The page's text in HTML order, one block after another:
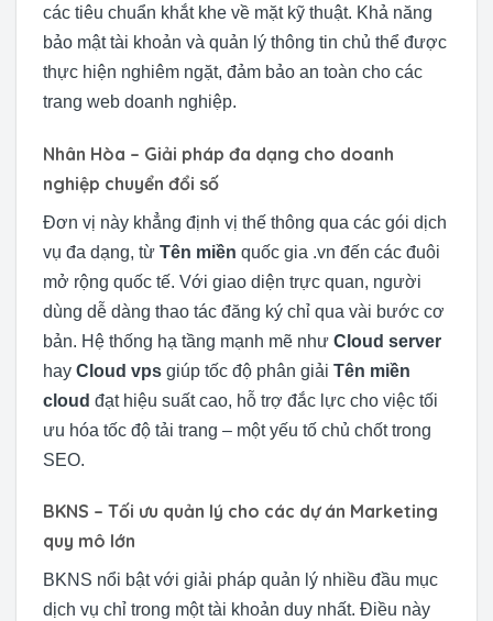
các tiêu chuẩn khắt khe về mặt kỹ thuật. Khả năng
bảo mật tài khoản và quản lý thông tin chủ thể được
thực hiện nghiêm ngặt, đảm bảo an toàn cho các
trang web doanh nghiệp.
Nhân Hòa – Giải pháp đa dạng cho doanh
nghiệp chuyển đổi số
Đơn vị này khẳng định vị thế thông qua các gói dịch
vụ đa dạng, từ Tên miền quốc gia .vn đến các đuôi
mở rộng quốc tế. Với giao diện trực quan, người
dùng dễ dàng thao tác đăng ký chỉ qua vài bước cơ
bản. Hệ thống hạ tầng mạnh mẽ như Cloud server
hay Cloud vps giúp tốc độ phân giải Tên miền
cloud đạt hiệu suất cao, hỗ trợ đắc lực cho việc tối
ưu hóa tốc độ tải trang – một yếu tố chủ chốt trong
SEO.
BKNS – Tối ưu quản lý cho các dự án Marketing
quy mô lớn
BKNS nổi bật với giải pháp quản lý nhiều đầu mục
dịch vụ chỉ trong một tài khoản duy nhất. Điều này